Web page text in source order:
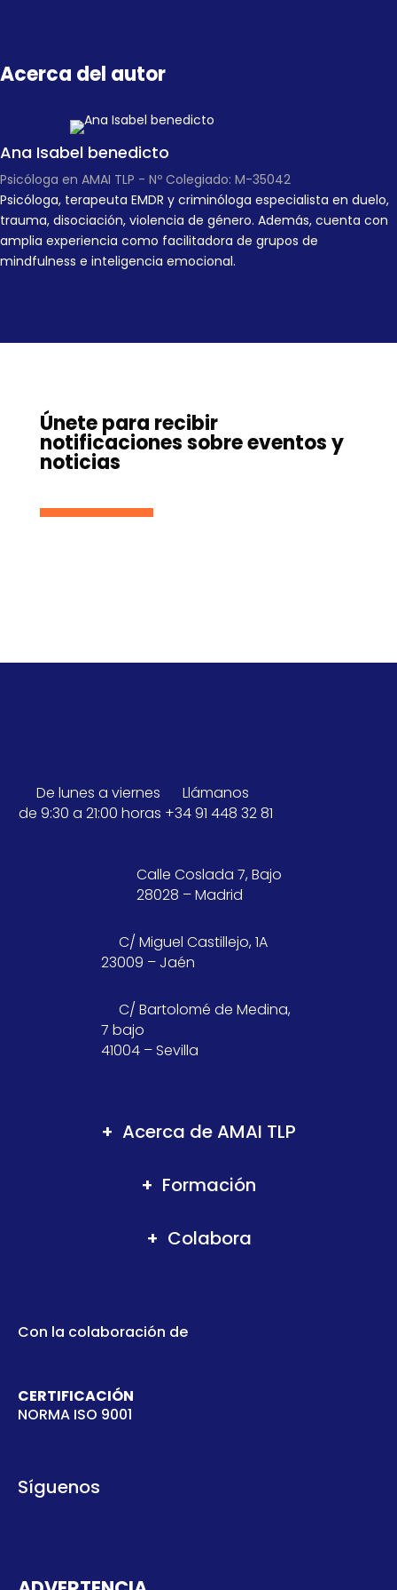
Acerca del autor
Ana Isabel benedicto
Psicóloga en AMAI TLP - Nº Colegiado: M-35042
Psicóloga, terapeuta EMDR y criminóloga especialista en duelo,
trauma, disociación, violencia de género. Además, cuenta con
amplia experiencia como facilitadora de grupos de
mindfulness e inteligencia emocional.
Únete para recibir
notificaciones sobre eventos y
noticias
De lunes a viernes
de 9:30 a 21:00 horas
Llámanos
+34 91 448 32 81
Calle Coslada 7, Bajo
28028 – Madrid
C/ Miguel Castillejo, 1A
23009 – Jaén
C/ Bartolomé de Medina,
7 bajo
41004 – Sevilla
Acerca de AMAI TLP
Formación
Colabora
Con la colaboración de
CERTIFICACIÓN
NORMA ISO 9001
Síguenos